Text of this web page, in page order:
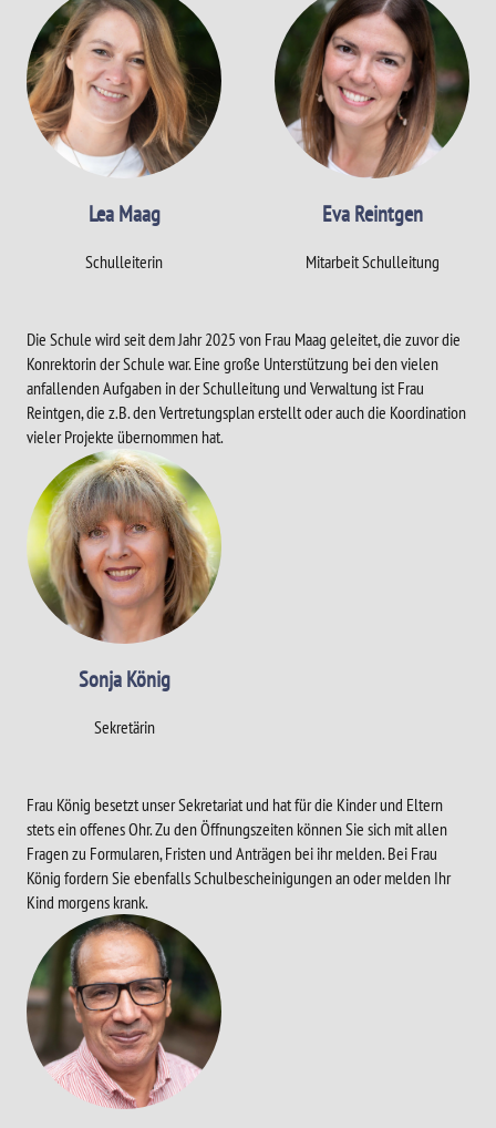
Lea Maag
Schulleiterin
Eva Reintgen
Mitarbeit Schulleitung
Die Schule wird seit dem Jahr 2025 von Frau Maag geleitet, die zuvor die
Konrektorin der Schule war. Eine große Unterstützung bei den vielen
anfallenden Aufgaben in der Schulleitung und Verwaltung ist Frau
Reintgen, die z.B. den Vertretungsplan erstellt oder auch die Koordination
vieler Projekte übernommen hat.
Frau König besetzt unser Sekretariat und hat für die Kinder und Eltern
stets ein offenes Ohr. Zu den Öffnungszeiten können Sie sich mit allen
Fragen zu Formularen, Fristen und Anträgen bei ihr melden. Bei Frau
König fordern Sie ebenfalls Schulbescheinigungen an oder melden Ihr
Kind morgens krank.
Sonja König
Sekretärin